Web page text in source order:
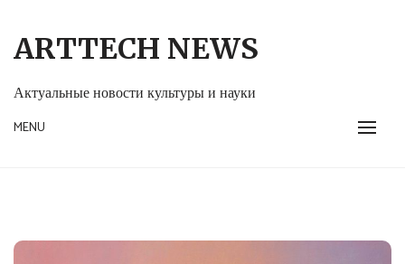
content
ARTTECH NEWS
Актуальные новости культуры и науки
MENU